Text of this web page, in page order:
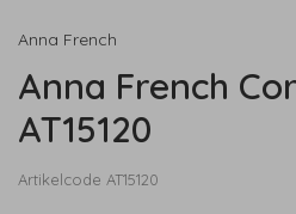
Anna French
Anna French
AT15120
Artikelcode AT15120